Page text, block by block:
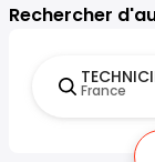
Rechercher
France